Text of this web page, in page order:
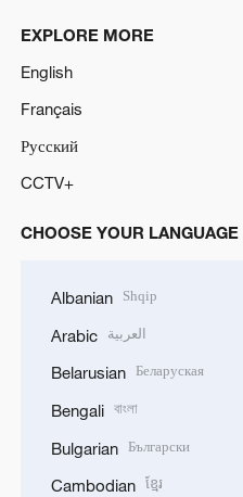
EXPLORE MORE
English
Français
Русский
CCTV+
CHOOSE YOUR LANGUAGE
Albanian Shqip
Arabic العربية
Belarusian Беларуская
Bengali বাংলা
Bulgarian Български
Cambodian ខ្មែរ